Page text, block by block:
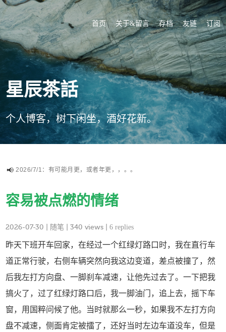
首页 关于&留言 存档 友链 订阅
星辰茶話
个人博客，树下闲坐，酒好花新。
2026/7/1：有可能月更，或者年更，，。。
容易被点燃的情绪
2026-07-30 随笔 | 340 views |6 replies
昨天下班开车回家，在经过一个红绿灯路口时，我在直行车
道正常行驶，右侧车辆突然向我这边变道，差点被撞了，然
后我左打方向盘、一脚刹车减速，让他先过去了。一下把我
搞火了，过了红绿灯路口后，我一脚油门，追上去，摇下车
窗，用国粹问候了他。当时就那么一秒，如果我不左打方向
盘不减速，侧面肯定被擂了，还好当时左边车道没车，但是